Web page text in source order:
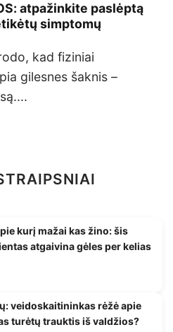
atpažinkite paslėptą
simptomų
kad fiziniai
gilesnes šaknis –
kurį mažai kas žino: šis
atgaivina gėles per kelias
veidoskaitininkas rėžė apie
turėtų trauktis iš valdžios?